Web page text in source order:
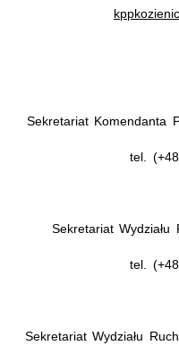
Sekretariat Komendanta
tel.
Sekretariat Wydziału
tel.
Sekretariat Wydziału